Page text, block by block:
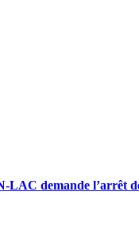
LAC demande l’arrêt